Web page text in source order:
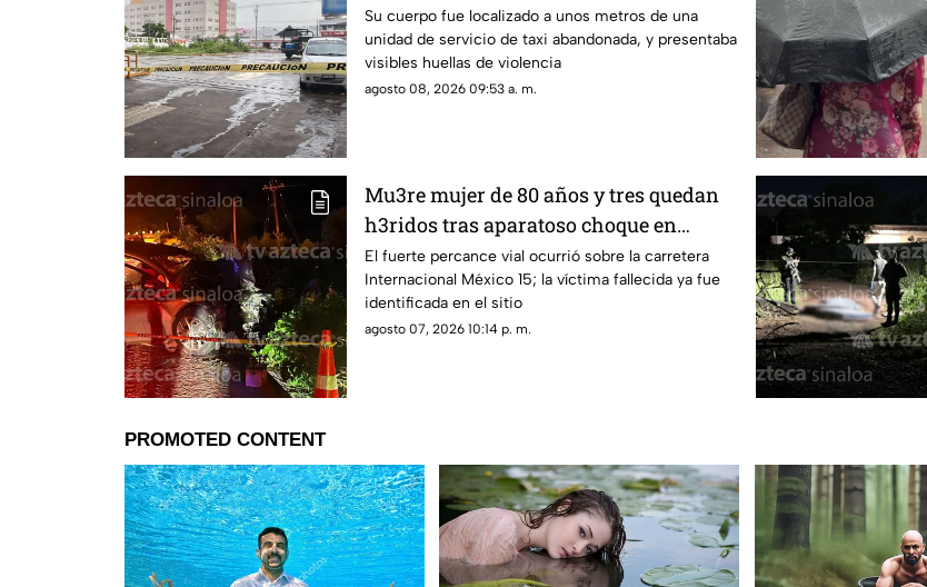
Culiacán
Su cuerpo fue localizado a unos metros de una
unidad de servicio de taxi abandonada, y presentaba
visibles huellas de violencia
agosto 08, 2026 09:53 a. m.
Mu3re mujer de 80 años y tres quedan
h3ridos tras aparatoso choque en
Limón de los Ramos, Culiacán
El fuerte percance vial ocurrió sobre la carretera
Internacional México 15; la víctima fallecida ya fue
identificada en el sitio
agosto 07, 2026 10:14 p. m.